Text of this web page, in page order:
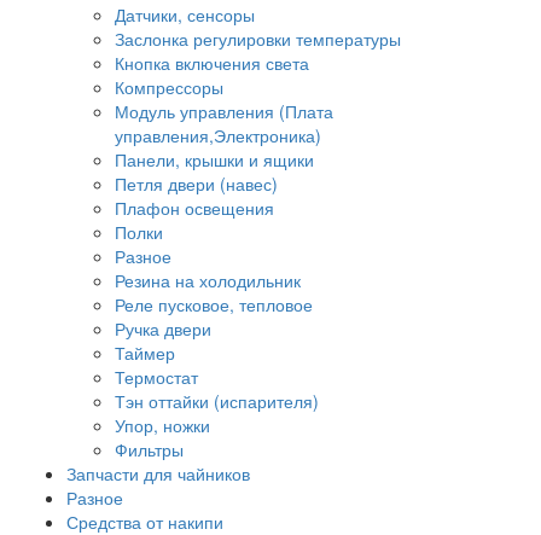
Датчики, сенсоры
Заслонка регулировки температуры
Кнопка включения света
Компрессоры
Модуль управления (Плата
управления,Электроника)
Панели, крышки и ящики
Петля двери (навес)
Плафон освещения
Полки
Разное
Резина на холодильник
Реле пусковое, тепловое
Ручка двери
Таймер
Термостат
Тэн оттайки (испарителя)
Упор, ножки
Фильтры
Запчасти для чайников
Разное
Средства от накипи